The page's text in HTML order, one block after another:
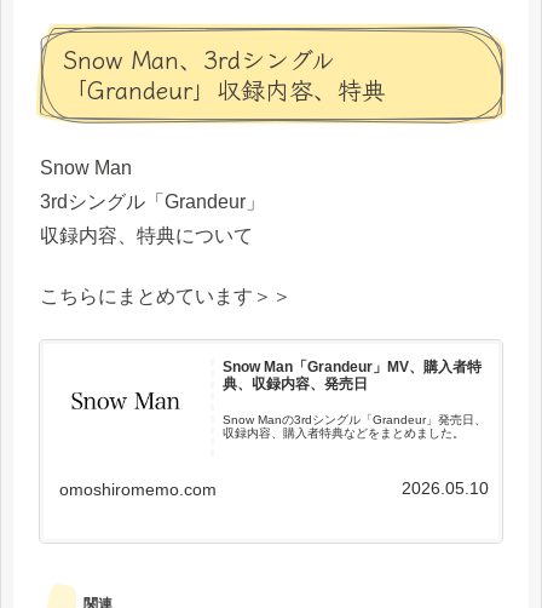
Snow Man、3rdシングル
「Grandeur」収録内容、特典
Snow Man
3rdシングル「Grandeur」
収録内容、特典について
こちらにまとめています＞＞
Snow Man「Grandeur」MV、購入者特
典、収録内容、発売日
Snow Manの3rdシングル「Grandeur」発売日、
収録内容、購入者特典などをまとめました。
omoshiromemo.com 2026.05.10